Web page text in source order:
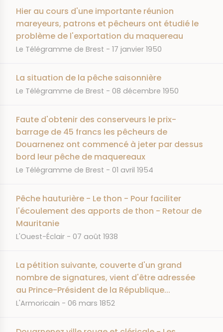
Hier au cours d'une importante réunion
mareyeurs, patrons et pêcheurs ont étudié le
problème de l'exportation du maquereau
JOURNAL
Le Télégramme de Brest DATE
17 janvier 1950
La situation de la pêche saisonnière
JOURNAL
Le Télégramme de Brest DATE
08 décembre 1950
Faute d'obtenir des conserveurs le prix-
barrage de 45 francs les pêcheurs de
Douarnenez ont commencé à jeter par dessus
bord leur pêche de maquereaux
JOURNAL
Le Télégramme de Brest DATE
01 avril 1954
Pêche hauturière - Le thon - Pour faciliter
l'écoulement des apports de thon - Retour de
Mauritanie
JOURNAL
L'Ouest-Éclair DATE
07 août 1938
La pétition suivante, couverte d'un grand
nombre de signatures, vient d'être adressée
au Prince-Président de la République...
JOURNAL
L'Armoricain DATE
06 mars 1852